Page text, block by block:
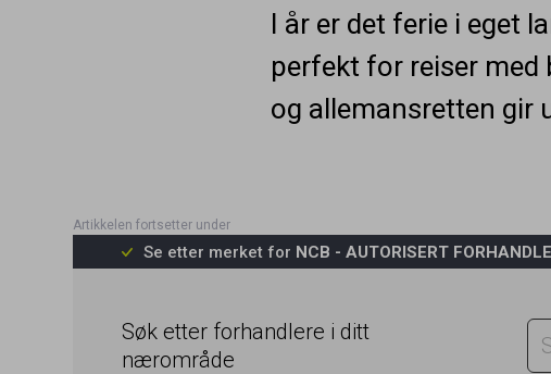
I år er det ferie i eget
perfekt for reiser
og allemansretten gir
Se etter merket for NCB - AUTORISERT
Søk etter forhandlere i ditt
nærområde